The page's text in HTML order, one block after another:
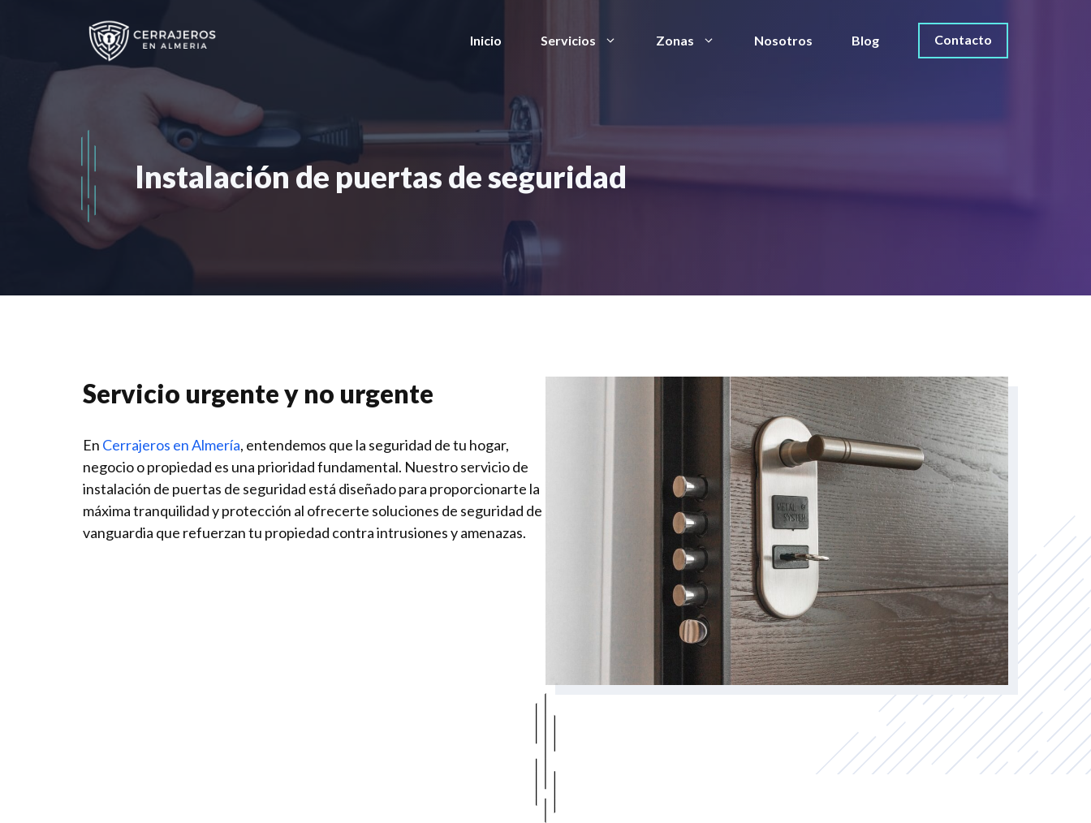
Inicio Servicios Zonas Nosotros Blog Contacto
Instalación de puertas de seguridad
Servicio urgente y no urgente
En Cerrajeros en Almería, entendemos que la seguridad de tu hogar,
negocio o propiedad es una prioridad fundamental. Nuestro servicio de
instalación de puertas de seguridad está diseñado para proporcionarte la
máxima tranquilidad y protección al ofrecerte soluciones de seguridad de
vanguardia que refuerzan tu propiedad contra intrusiones y amenazas.